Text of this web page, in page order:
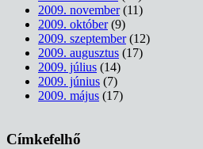
2009. november(11)
2009. október(9)
2009. szeptember(12)
2009. augusztus (17)
2009. július (14)
2009. június (7)
2009. május (17)
Címkefelhő